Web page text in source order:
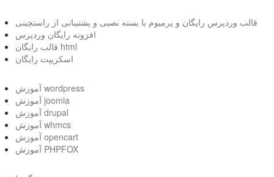
قالب وردپرس رایگان و پرمیوم با بسته نصبی و پشتیبانی از راستچینی
افزونه رایگان وردپرس
قالب رایگان html
اسکریپت رایگان
آموزش wordpress
آموزش joomla
آموزش drupal
آموزش whmcs
آموزش opencart
آموزش PHPFOX